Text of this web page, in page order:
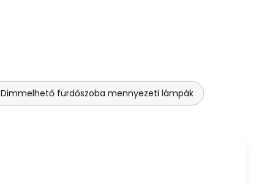
Dimmelhető fürdőszoba mennyezeti lámpák